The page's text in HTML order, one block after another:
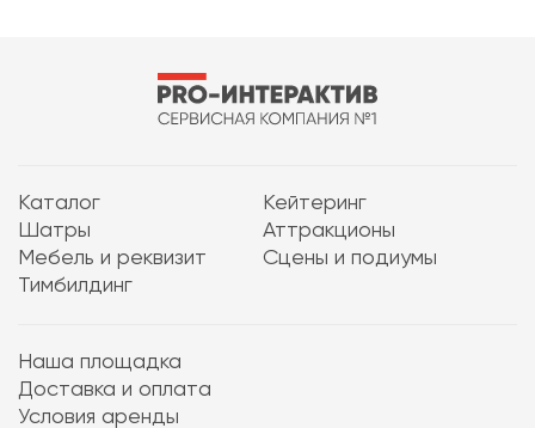
Каталог
Кейтеринг
Шатры
Аттракционы
Мебель и реквизит
Сцены и подиумы
Тимбилдинг
Наша площадка
Доставка и оплата
Условия аренды